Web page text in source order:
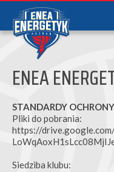
ENEA
STANDARDY
Pliki do pobrania:
https://
Siedziba klubu: